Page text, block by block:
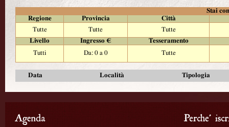
Stai
Regione
Provincia
Città
Tutte
Tutte
Tutte
Livello
Ingresso €
Tesseramento
Tutti
Da: 0 a 0 Tutte
Data Località Tipologia